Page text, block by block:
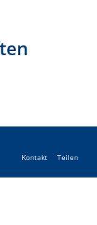
Kontakt Teilen